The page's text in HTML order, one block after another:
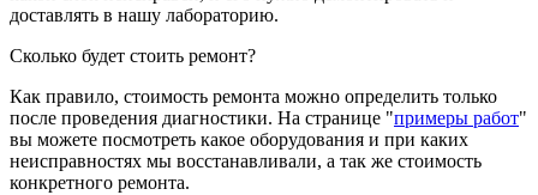
доставлять в нашу лабораторию.
Сколько будет стоить ремонт?
Как правило, стоимость ремонта можно определить только
после проведения диагностики. На странице "примеры работ"
вы можете посмотреть какое оборудования и при каких
неисправностях мы восстанавливали, а так же стоимость
конкретного ремонта.